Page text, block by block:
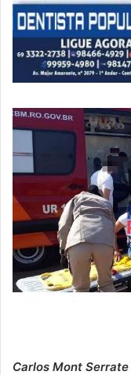
Carlos Mont Serrate